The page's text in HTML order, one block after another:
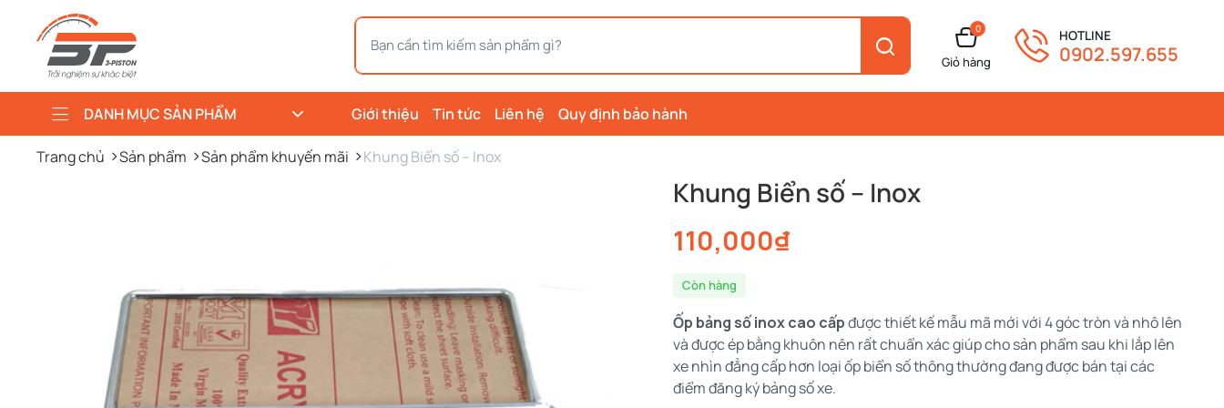
0
Giỏ hàng
HOTLINE
0902.597.655
DANH MỤC SẢN PHẨM Giới thiệu Tin tức Liên hệ Quy định bảo hành
Trang chủ Sản phẩm Sản phẩm khuyến mãi Khung Biển số – Inox
Khung Biển số – Inox
110,000₫
Còn hàng
Ốp bảng số inox cao cấpđược thiết kế mẫu mã mới với 4 góc tròn và nhô lên
và được ép bằng khuôn nên rất chuẩn xác giúp cho sản phẩm sau khi lắp lên
xe nhìn đẳng cấp hơn loại ốp biển số thông thường đang được bán tại các
điểm đăng ký bảng số xe.